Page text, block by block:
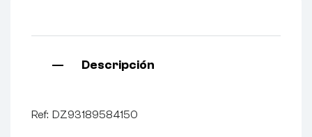
Descripción
Ref: DZ93189584150